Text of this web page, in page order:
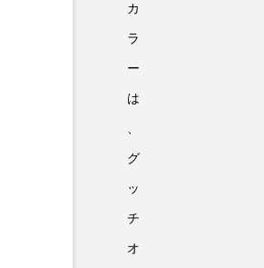
カ
ラ
ー
は
グ
ッ
チ
オ